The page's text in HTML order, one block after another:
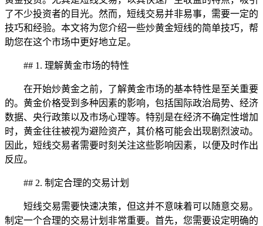
了不少投资者的目光。然而，短线交易并非易事，需要一定的
技巧和经验。本文将为您介绍一些炒黄金短线的简单技巧，帮
助您在这个市场中更好地立足。
## 1. 理解黄金市场的特性
在开始炒黄金之前，了解黄金市场的基本特性是至关重要
的。黄金价格受到多种因素的影响，包括国际政治局势、经济
数据、央行政策以及市场心理等。特别是在经济不确定性增加
时，黄金往往被视为避险资产，其价格可能会出现剧烈波动。
因此，短线交易者需要时刻关注这些影响因素，以便及时作出
反应。
## 2. 制定合理的交易计划
短线交易需要快速决策，但这并不意味着可以随意交易。
制定一个合理的交易计划非常重要。首先，您需要设定明确的